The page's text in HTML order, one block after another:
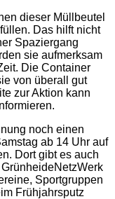
dieser Müllbeutel
Das hilft nicht
Spaziergang
sie aufmerksam
Die Container
von überall gut
zur Aktion kann
noch einen
ab 14 Uhr auf
Dort gibt es auch
Sportgruppen
Frühjahrsputz